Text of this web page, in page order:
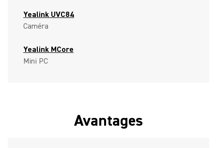
Yealink UVC84
Caméra
Yealink MCore
Mini PC
Avantages